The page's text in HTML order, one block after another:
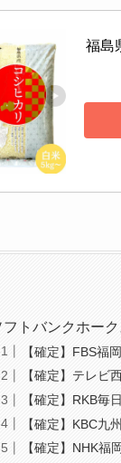
福島
フトバンクホー
【確定】FBS福
【確定】テレビ
【確定】RKB毎
【確定】KBC九
【確定】NHK福岡